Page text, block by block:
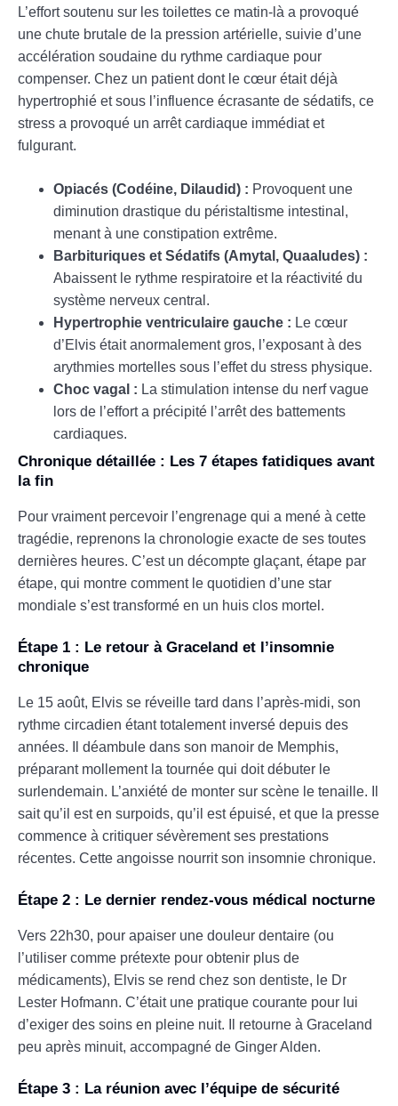
L’effort soutenu sur les toilettes ce matin-là a provoqué
une chute brutale de la pression artérielle, suivie d’une
accélération soudaine du rythme cardiaque pour
compenser. Chez un patient dont le cœur était déjà
hypertrophié et sous l’influence écrasante de sédatifs, ce
stress a provoqué un arrêt cardiaque immédiat et
fulgurant.
Opiacés (Codéine, Dilaudid) : Provoquent une
diminution drastique du péristaltisme intestinal,
menant à une constipation extrême.
Barbituriques et Sédatifs (Amytal, Quaaludes) :
Abaissent le rythme respiratoire et la réactivité du
système nerveux central.
Hypertrophie ventriculaire gauche : Le cœur
d’Elvis était anormalement gros, l’exposant à des
arythmies mortelles sous l’effet du stress physique.
Choc vagal : La stimulation intense du nerf vague
lors de l’effort a précipité l’arrêt des battements
cardiaques.
Chronique détaillée : Les 7 étapes fatidiques avant
la fin
Pour vraiment percevoir l’engrenage qui a mené à cette
tragédie, reprenons la chronologie exacte de ses toutes
dernières heures. C’est un décompte glaçant, étape par
étape, qui montre comment le quotidien d’une star
mondiale s’est transformé en un huis clos mortel.
Étape 1 : Le retour à Graceland et l’insomnie
chronique
Le 15 août, Elvis se réveille tard dans l’après-midi, son
rythme circadien étant totalement inversé depuis des
années. Il déambule dans son manoir de Memphis,
préparant mollement la tournée qui doit débuter le
surlendemain. L’anxiété de monter sur scène le tenaille. Il
sait qu’il est en surpoids, qu’il est épuisé, et que la presse
commence à critiquer sévèrement ses prestations
récentes. Cette angoisse nourrit son insomnie chronique.
Étape 2 : Le dernier rendez-vous médical nocturne
Vers 22h30, pour apaiser une douleur dentaire (ou
l’utiliser comme prétexte pour obtenir plus de
médicaments), Elvis se rend chez son dentiste, le Dr
Lester Hofmann. C’était une pratique courante pour lui
d’exiger des soins en pleine nuit. Il retourne à Graceland
peu après minuit, accompagné de Ginger Alden.
Étape 3 : La réunion avec l’équipe de sécurité